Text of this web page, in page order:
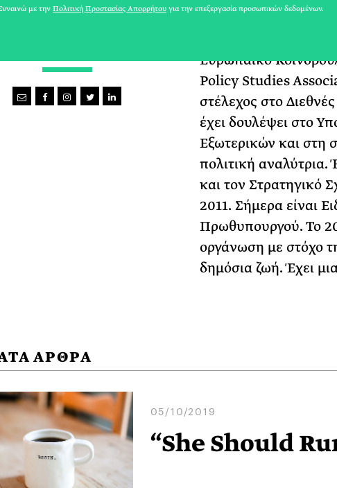
Economics. Έμεινε
Ευρωπαϊκό
Policy Studies
στέλεχος στο
έχει δουλέψει στο
Εξωτερικών και στη
πολιτική αναλύτρια.
και τον Στρατηγικό
2011. Σήμερα είναι
Πρωθυπουργού. Το
οργάνωση με στόχο
δημόσια ζωή. Έχει
ΑΡΘΡΑ
05/10/2019
“She Should
με την Πολιτική Προστασίας Απορρήτου για την επεξεργασία προσωπικών δεδομένων.